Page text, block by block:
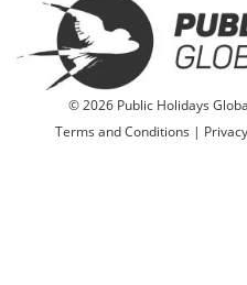
© 2026 Public Holidays
Terms and Conditions |